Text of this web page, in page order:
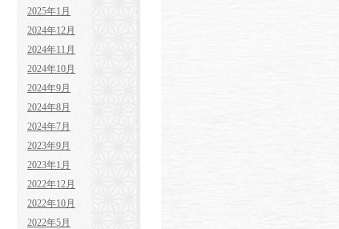
2025年1月
2024年12月
2024年11月
2024年10月
2024年9月
2024年8月
2024年7月
2023年9月
2023年1月
2022年12月
2022年10月
2022年5月